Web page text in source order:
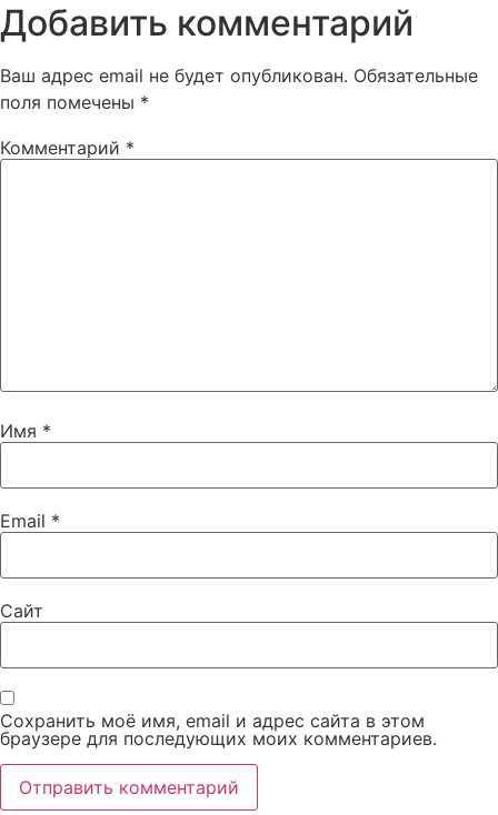
Добавить комментарий
Ваш адрес email не будет опубликован. Обязательные
поля помечены *
Комментарий *
Имя *
Email *
Сайт
Сохранить моё имя, email и адрес сайта в этом
браузере для последующих моих комментариев.